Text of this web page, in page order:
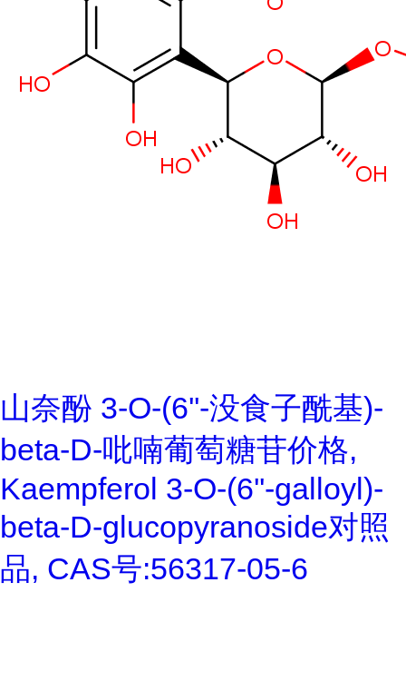
山奈酚 3-O-(6''-没食子酰基)-
beta-D-吡喃葡萄糖苷价格,
Kaempferol 3-O-(6''-galloyl)-
beta-D-glucopyranoside对照
品, CAS号:56317-05-6